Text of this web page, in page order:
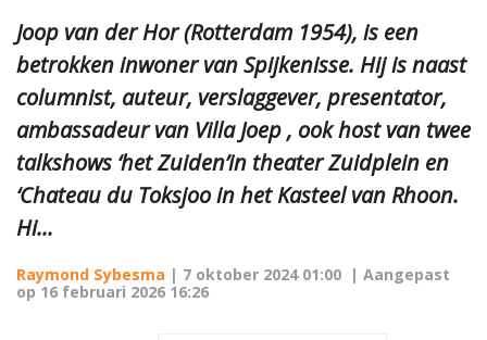
Joop van der Hor (Rotterdam 1954), is een
betrokken inwoner van Spijkenisse. Hij is naast
columnist, auteur, verslaggever, presentator,
ambassadeur van Villa Joep , ook host van twee
talkshows ‘het Zuiden’in theater Zuidplein en
‘Chateau du Toksjoo in het Kasteel van Rhoon.
Hi...
Raymond Sybesma | 7 oktober 2024 01:00 | Aangepast
op 16 februari 2026 16:26